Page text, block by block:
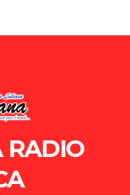
RADIO